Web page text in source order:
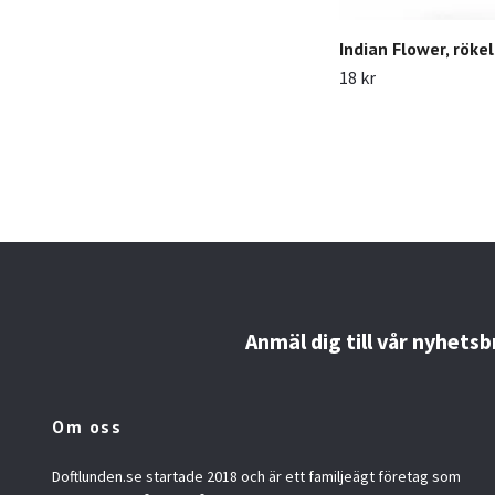
Indian Flower,
18 kr
Anmäl dig till vår
Om oss
Doftlunden.se startade 2018 och är ett familjeägt företag som